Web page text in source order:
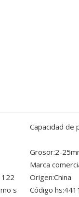
Capacidad de
Grosor:2-
Marca
s
Origen:China
Código hs: